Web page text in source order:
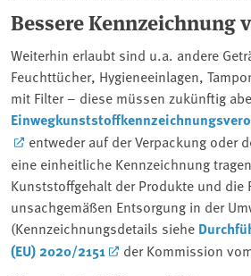
Bessere Kennzeichnung
Weiterhin erlaubt sind u.a. andere
Feuchttücher, Hygieneeinlagen,
mit Filter – diese müssen zukünftig
entweder auf der Verpackung oder
eine einheitliche Kennzeichnung
Kunststoffgehalt der Produkte und die
unsachgemäßen Entsorgung in der
(Kennzeichnungsdetails siehe
(EU) 2020/2151
der Kommission